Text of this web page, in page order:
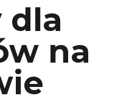
dla
na